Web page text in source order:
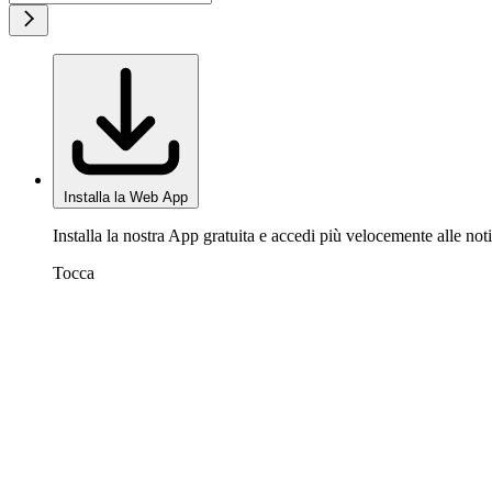
Installa la Web App
Installa la nostra App gratuita e accedi più velocemente alle
Tocca